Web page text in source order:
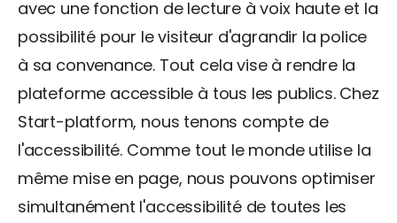
avec une fonction de lecture à voix haute et la
possibilité pour le visiteur d'agrandir la police
à sa convenance. Tout cela vise à rendre la
plateforme accessible à tous les publics. Chez
Start-platform, nous tenons compte de
l'accessibilité. Comme tout le monde utilise la
même mise en page, nous pouvons optimiser
simultanément l'accessibilité de toutes les